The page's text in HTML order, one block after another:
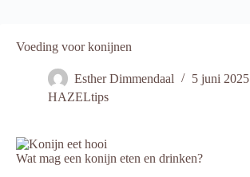
Voeding voor konijnen
Esther Dimmendaal
5 juni 2025
HAZELtips
Wat mag een konijn eten en drinken?